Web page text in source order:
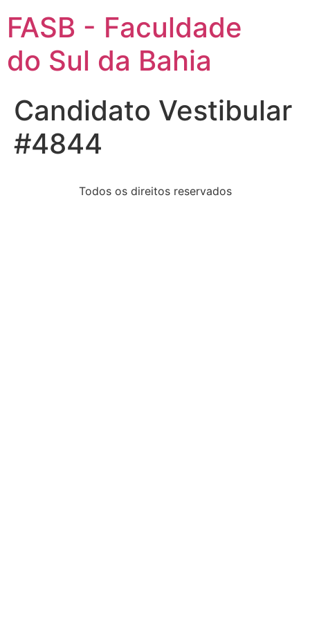
FASB - Faculdade
do Sul da Bahia
Candidato Vestibular
#4844
Todos os direitos reservados